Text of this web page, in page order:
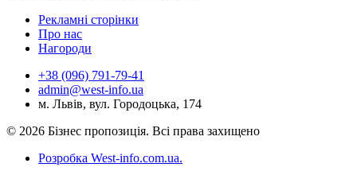
Рекламні сторінки
Про нас
Нагороди
+38 (096) 791-79-41
admin@west-info.ua
м. Львів, вул. Городоцька, 174
© 2026 Бізнес пропозиція. Всі права захищено
Розробка West-info.com.ua.